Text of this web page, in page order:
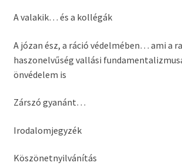
A valakik… és a kollégák
A józan ész, a ráció védelmében… ami a
haszonelvűség vallási
önvédelem is
Zárszó gyanánt…
Irodalomjegyzék
Köszönetnyilvánítás